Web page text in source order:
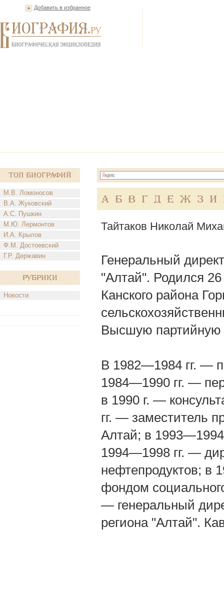
Добавить в избранное
Топ Биографий
М.В. Ломоносов
В.А. Жуковский
А.С. Пушкин
М.Ю. Лермонтов
И.А. Крылов
Ф.М. Достоевский
Г.Р. Державин
Рубрики
Новости
А Б В Г Д Е Ж З И
Тайтаков Николай
Генеральный
"Алтай". Родился
Канского района
Высшую партийную
В 1982—1984 гг. —
1984—1990 гг. —
в 1990 г. —
гг. — заместитель
Алтай; в
1994—1998 гг. —
нефтепродуктов; в
фондом
— генеральный
региона "Алтай".